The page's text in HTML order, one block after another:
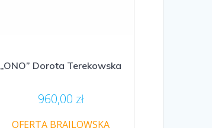
„ONO” Dorota Terekowska
960,00 zł
OFERTA BRAJLOWSKA